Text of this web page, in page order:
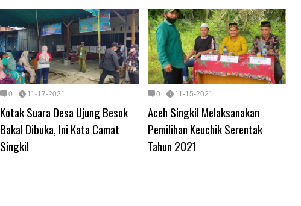
0 11-17-2021
Kotak Suara Desa Ujung Besok
Bakal Dibuka, Ini Kata Camat
Singkil
0 11-15-2021
Aceh Singkil Melaksanakan
Pemilihan Keuchik Serentak
Tahun 2021